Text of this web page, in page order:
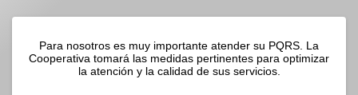
Para nosotros es muy importante atender su PQRS. La
Cooperativa tomará las medidas pertinentes para optimizar
la atención y la calidad de sus servicios.